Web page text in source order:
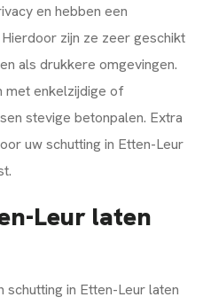
en hebben een
zijn ze zeer geschikt
als drukkere omgevingen.
met enkelzijdige of
stevige betonpalen. Extra
uw schutting in Etten-Leur
Leur laten
in Etten-Leur laten